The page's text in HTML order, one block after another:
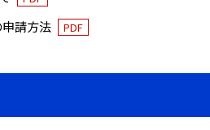
申請方法 PDF